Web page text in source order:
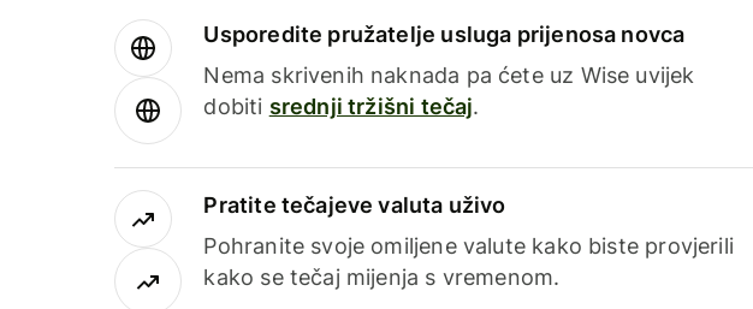
Usporedite pružatelje usluga prijenosa novca
Nema skrivenih naknada pa ćete uz Wise uvijek
dobiti srednji tržišni tečaj.
Pratite tečajeve valuta uživo
Pohranite svoje omiljene valute kako biste provjerili
kako se tečaj mijenja s vremenom.